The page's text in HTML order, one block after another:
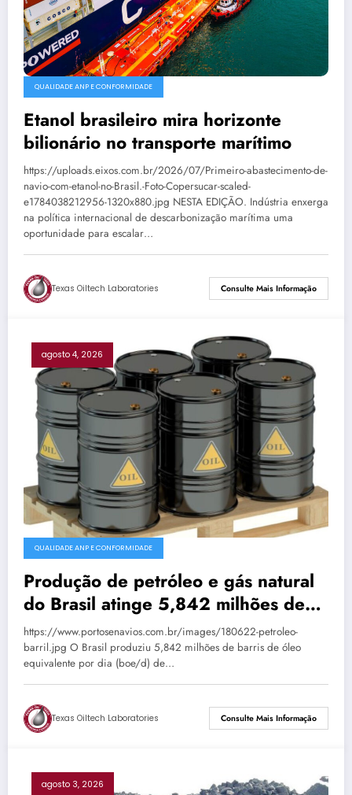
QUALIDADE ANP E CONFORMIDADE
Etanol brasileiro mira horizonte
bilionário no transporte marítimo
https://uploads.eixos.com.br/2026/07/Primeiro-abastecimento-de-
navio-com-etanol-no-Brasil.-Foto-Copersucar-scaled-
e1784038212956-1320x880.jpg NESTA EDIÇÃO. Indústria enxerga
na política internacional de descarbonização marítima uma
oportunidade para escalar…
Texas Oiltech Laboratories Consulte Mais Informação
agosto 4, 2026
QUALIDADE ANP E CONFORMIDADE
Produção de petróleo e gás natural
do Brasil atinge 5,842 milhões de
boe/d em junho
https://www.portosenavios.com.br/images/180622-petroleo-
barril.jpg O Brasil produziu 5,842 milhões de barris de óleo
equivalente por dia (boe/d) de…
Texas Oiltech Laboratories Consulte Mais Informação
agosto 3, 2026